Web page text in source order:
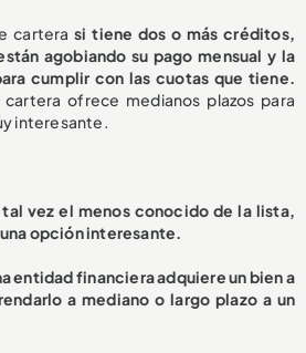
carterasi tiene dos o más créditos,
agobiando su pago mensual y la
cumplir con las cuotas que tiene.
ofrece medianos plazos para
interesante.
tal vez el menos conocido de la lista,
opción interesante.
entidad financiera adquiere un bien a
a mediano o largo plazo a un